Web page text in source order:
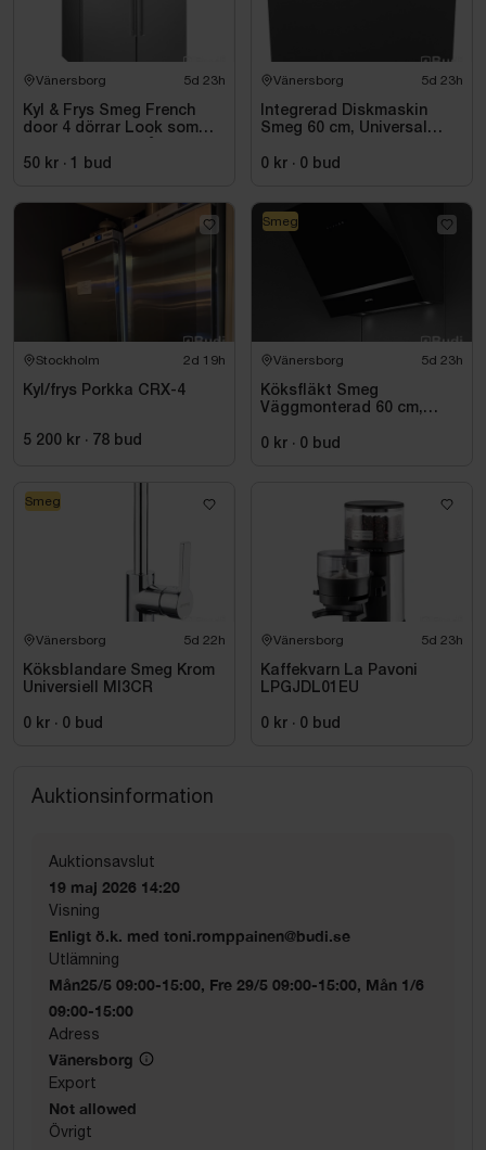
Höjd/bredd/djup transportförpackning: 1932x989x774
mm
Handtag köpes separat, ingår ej.
OBS! De första två bilderna är tillverkarens
visningsbilder.
Vänersborg 5d 23h
Kyl & Frys Smeg French
door 4 dörrar Look som
Universiell FQ60XDE
50 kr · 1 bud
Vänersborg 5d 23h
Integrerad Diskmaskin
Smeg 60 cm, Universal
0 kr · 0 bud
Stockholm 2d 19h
Kyl/frys Porkka CRX-4
5 200 kr · 78 bud
Vänersborg 5d 23h
Köksfläkt Smeg
Väggmonterad 60 cm,
0 kr · 0 bud
Smeg
Vänersborg 5d 22h
Köksblandare Smeg Krom
Universiell MI3CR
0 kr · 0 bud
Smeg
Vänersborg 5d 23h
Kaffekvarn La Pavoni
LPGJDL01EU
0 kr · 0 bud
Auktionsinformation
Auktionsavslut
19 maj 2026 14:20
Visning
Enligt ö.k. med toni.romppainen@budi.se
Utlämning
Mån25/5 09:00-15:00, Fre 29/5 09:00-15:00, Mån 1/6
09:00-15:00
Adress
Vänersborg
Export
Not allowed
Övrigt